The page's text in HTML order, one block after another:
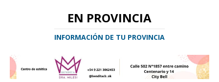
EN PROVINCIA
INFORMACIÓN DE TU PROVINCIA